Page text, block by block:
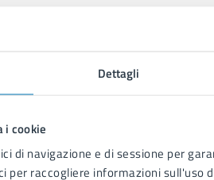
Dettagli
i cookie
di navigazione e di sessione per
per raccogliere informazioni sull'uso
Comunale